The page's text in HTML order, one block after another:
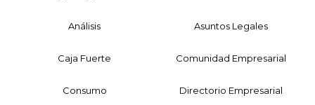
Análisis Asuntos Legales
Caja Fuerte Comunidad Empresarial
Consumo Directorio Empresarial